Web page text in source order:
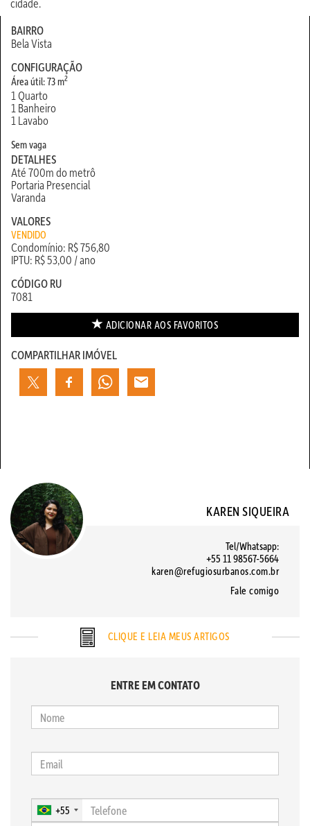
BAIRRO
Bela Vista
CONFIGURAÇÃO
Área útil: 73 m2
1 Quarto
1 Banheiro
1 Lavabo
Sem vaga
DETALHES
Até 700m do metrô
Portaria Presencial
Varanda
VALORES
VENDIDO
Condomínio: R$ 756,80
IPTU: R$ 53,00 / ano
CÓDIGO RU
7081
ADICIONAR AOS FAVORITOS
COMPARTILHAR IMÓVEL
KAREN SIQUEIRA
Tel/Whatsapp:
+55 11 98567-5664
karen@refugiosurbanos.com.br
Fale comigo
CLIQUE E LEIA MEUS ARTIGOS
ENTRE EM CONTATO
+55